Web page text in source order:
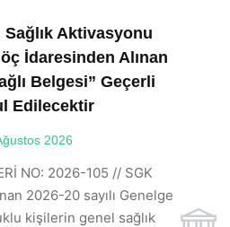
Sağlık Aktivasyonu
İdaresinden Alınan
Belgesi” Geçerli
Edilecektir
2026
NO: 2026-105 // SGK
2026-20 sayılı Genelge
kişilerin genel sağlık